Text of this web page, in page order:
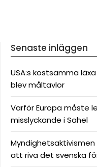
Senaste inläggen
USA:s kostsamma
blev måltavlor
Varför Europa måste
misslyckande i Sahel
att riva det svenska